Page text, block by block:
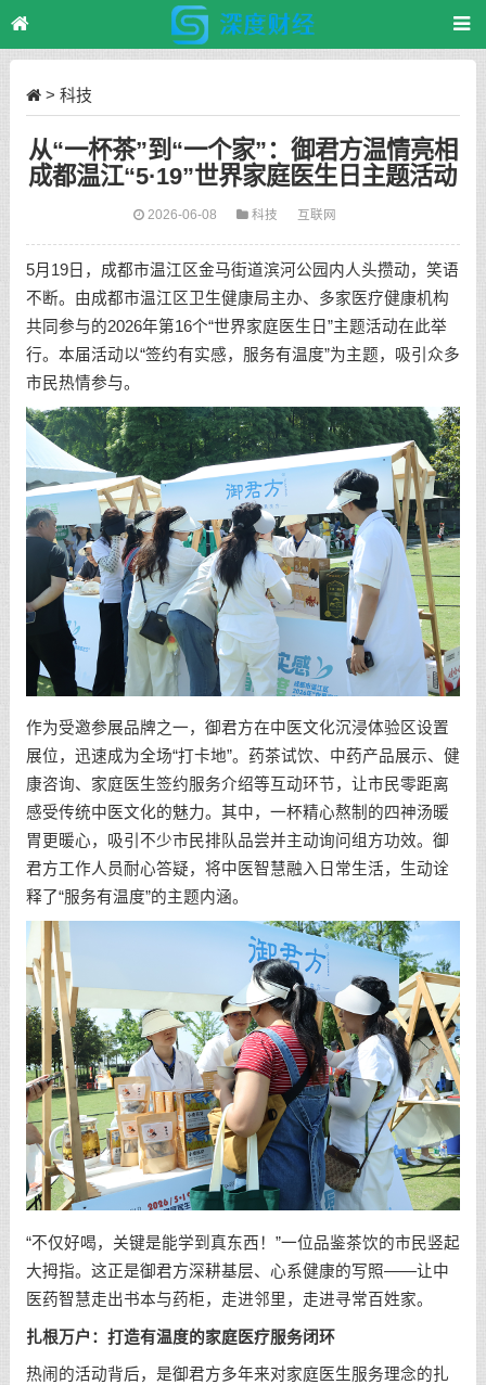
> 科技
从“一杯茶”到“一个家”：御君方温情亮相
成都温江“5·19”世界家庭医生日主题活动
2026-06-08 科技 互联网
5月19日，成都市温江区金马街道滨河公园内人头攒动，笑语
不断。由成都市温江区卫生健康局主办、多家医疗健康机构
共同参与的2026年第16个“世界家庭医生日”主题活动在此举
行。本届活动以“签约有实感，服务有温度”为主题，吸引众多
市民热情参与。
作为受邀参展品牌之一，御君方在中医文化沉浸体验区设置
展位，迅速成为全场“打卡地”。药茶试饮、中药产品展示、健
康咨询、家庭医生签约服务介绍等互动环节，让市民零距离
感受传统中医文化的魅力。其中，一杯精心熬制的四神汤暖
胃更暖心，吸引不少市民排队品尝并主动询问组方功效。御
君方工作人员耐心答疑，将中医智慧融入日常生活，生动诠
释了“服务有温度”的主题内涵。
“不仅好喝，关键是能学到真东西！”一位品鉴茶饮的市民竖起
大拇指。这正是御君方深耕基层、心系健康的写照——让中
医药智慧走出书本与药柜，走进邻里，走进寻常百姓家。
扎根万户：打造有温度的家庭医疗服务闭环
热闹的活动背后，是御君方多年来对家庭医生服务理念的扎